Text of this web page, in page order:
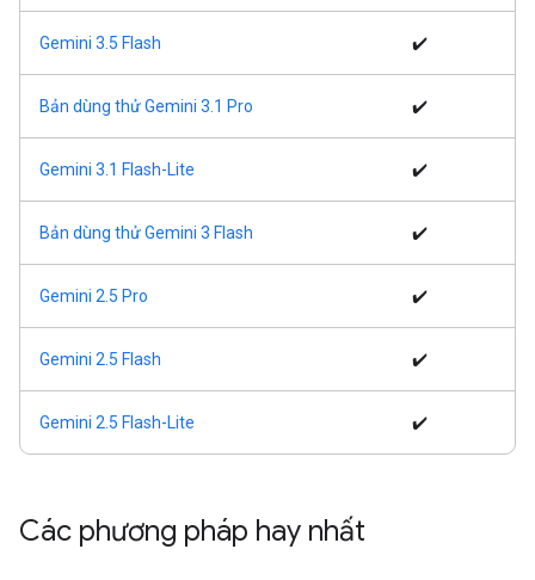
Gemini 3.5 Flash ✔️
Bản dùng thử Gemini 3.1 Pro ✔️
Gemini 3.1 Flash-Lite ✔️
Bản dùng thử Gemini 3 Flash ✔️
Gemini 2.5 Pro ✔️
Gemini 2.5 Flash ✔️
Gemini 2.5 Flash-Lite ✔️
Các phương pháp hay nhất